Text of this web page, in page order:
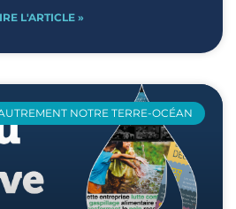
L'ARTICLE »
NOTRE TERRE-OCÉAN